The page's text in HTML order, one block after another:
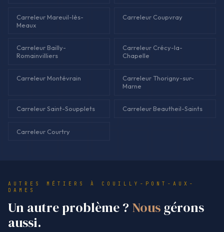
Carreleur Mareuil-lès-
Meaux
Carreleur Coupvray
Carreleur Bailly-
Romainvilliers
Carreleur Crécy-la-
Chapelle
Carreleur Montévrain
Carreleur Thorigny-sur-
Marne
Carreleur Saint-Soupplets Carreleur Beautheil-Saints
Carreleur Courtry
AUTRES MÉTIERS À COUILLY-PONT-AUX-
DAMES
Un autre problème ? Nous gérons
aussi.